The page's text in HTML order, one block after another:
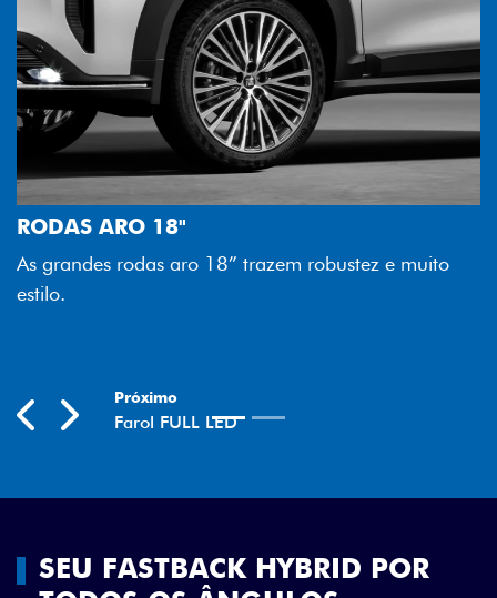
18"
aro 18” trazem robustez e muito
FAROL FULL
Tecnologia dos
economia para
SEU FASTBACK HYBRID POR